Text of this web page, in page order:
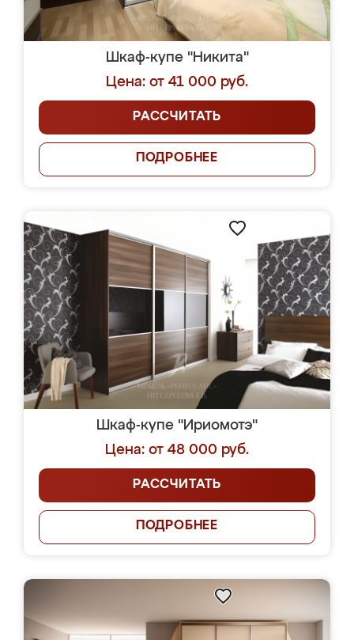
Шкаф-купе "Никита"
Цена: от 41 000 руб.
РАССЧИТАТЬ
ПОДРОБНЕЕ
Шкаф-купе "Ириомотэ"
Цена: от 48 000 руб.
РАССЧИТАТЬ
ПОДРОБНЕЕ